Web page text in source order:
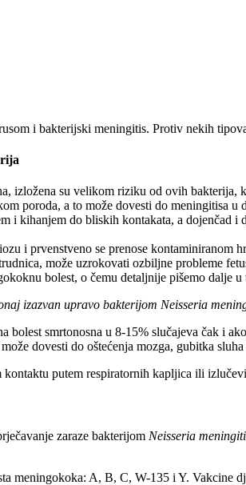
i bakterijski meningitis. Protiv nekih
izložena su velikom riziku od ovih bakterija,
poroda, a to može dovesti do meningitisa u
i kihanjem do bliskih kontakata, a dojenčad
i prvenstveno se prenose
može uzrokovati ozbiljne probleme
bolest, o čemu detaljnije pišemo dalje u
izazvan upravo bakterijom Neisseria
bolest smrtonosna u 8-15% slučajeva čak i
dovesti do oštećenja mozga, gubitka
putem respiratornih kapljica ili
zaraze bakterijom Neisseria
meningokoka: A, B, C, W-135 i Y. Vakcine